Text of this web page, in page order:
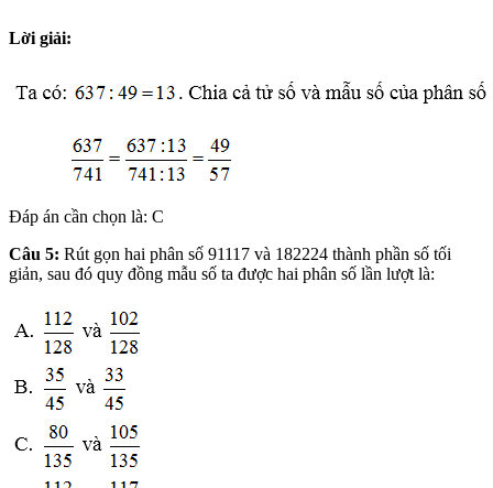
Lời giải:
Đáp án cần chọn là: C
Câu 5: Rút gọn hai phân số 91117 và 182224 thành phần số tối
giản, sau đó quy đồng mẫu số ta được hai phân số lần lượt là: